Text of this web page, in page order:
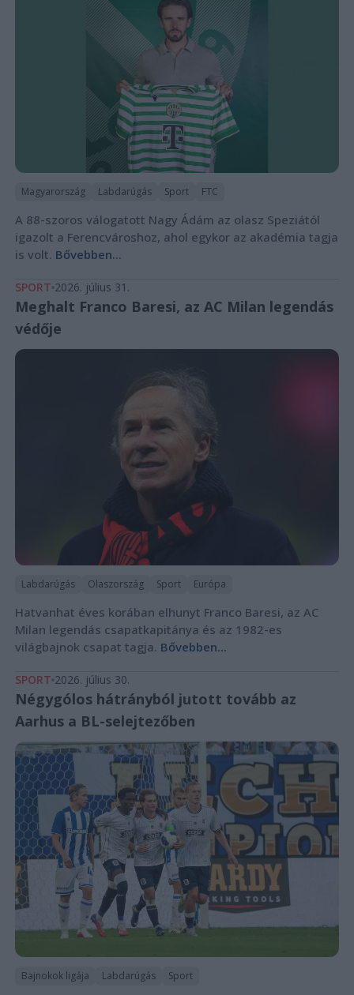
Magyarország Labdarúgás Sport FTC
A 88-szoros válogatott Nagy Ádám az olasz Speziától
igazolt a Ferencvároshoz, ahol egykor az akadémia tagja
is volt. Bővebben...
SPORT 2026. július 31.
Meghalt Franco Baresi, az AC Milan legendás
védője
Labdarúgás Olaszország Sport Európa
Hatvanhat éves korában elhunyt Franco Baresi, az AC
Milan legendás csapatkapitánya és az 1982-es
világbajnok csapat tagja. Bővebben...
SPORT 2026. július 30.
Négygólos hátrányból jutott tovább az
Aarhus a BL-selejtezőben
Bajnokok ligája Labdarúgás Sport